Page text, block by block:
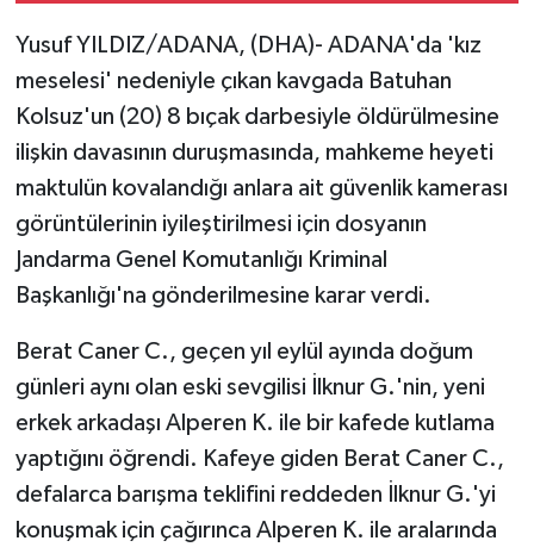
Yusuf YILDIZ/ADANA, (DHA)- ADANA'da 'kız
meselesi' nedeniyle çıkan kavgada Batuhan
Kolsuz'un (20) 8 bıçak darbesiyle öldürülmesine
ilişkin davasının duruşmasında, mahkeme heyeti
maktulün kovalandığı anlara ait güvenlik kamerası
görüntülerinin iyileştirilmesi için dosyanın
Jandarma Genel Komutanlığı Kriminal
Başkanlığı'na gönderilmesine karar verdi.
Berat Caner C., geçen yıl eylül ayında doğum
günleri aynı olan eski sevgilisi İlknur G.'nin, yeni
erkek arkadaşı Alperen K. ile bir kafede kutlama
yaptığını öğrendi. Kafeye giden Berat Caner C.,
defalarca barışma teklifini reddeden İlknur G.'yi
konuşmak için çağırınca Alperen K. ile aralarında